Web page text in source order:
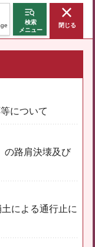
検索
メニュー
閉じる
について
の路肩決壊及び
による通行止に